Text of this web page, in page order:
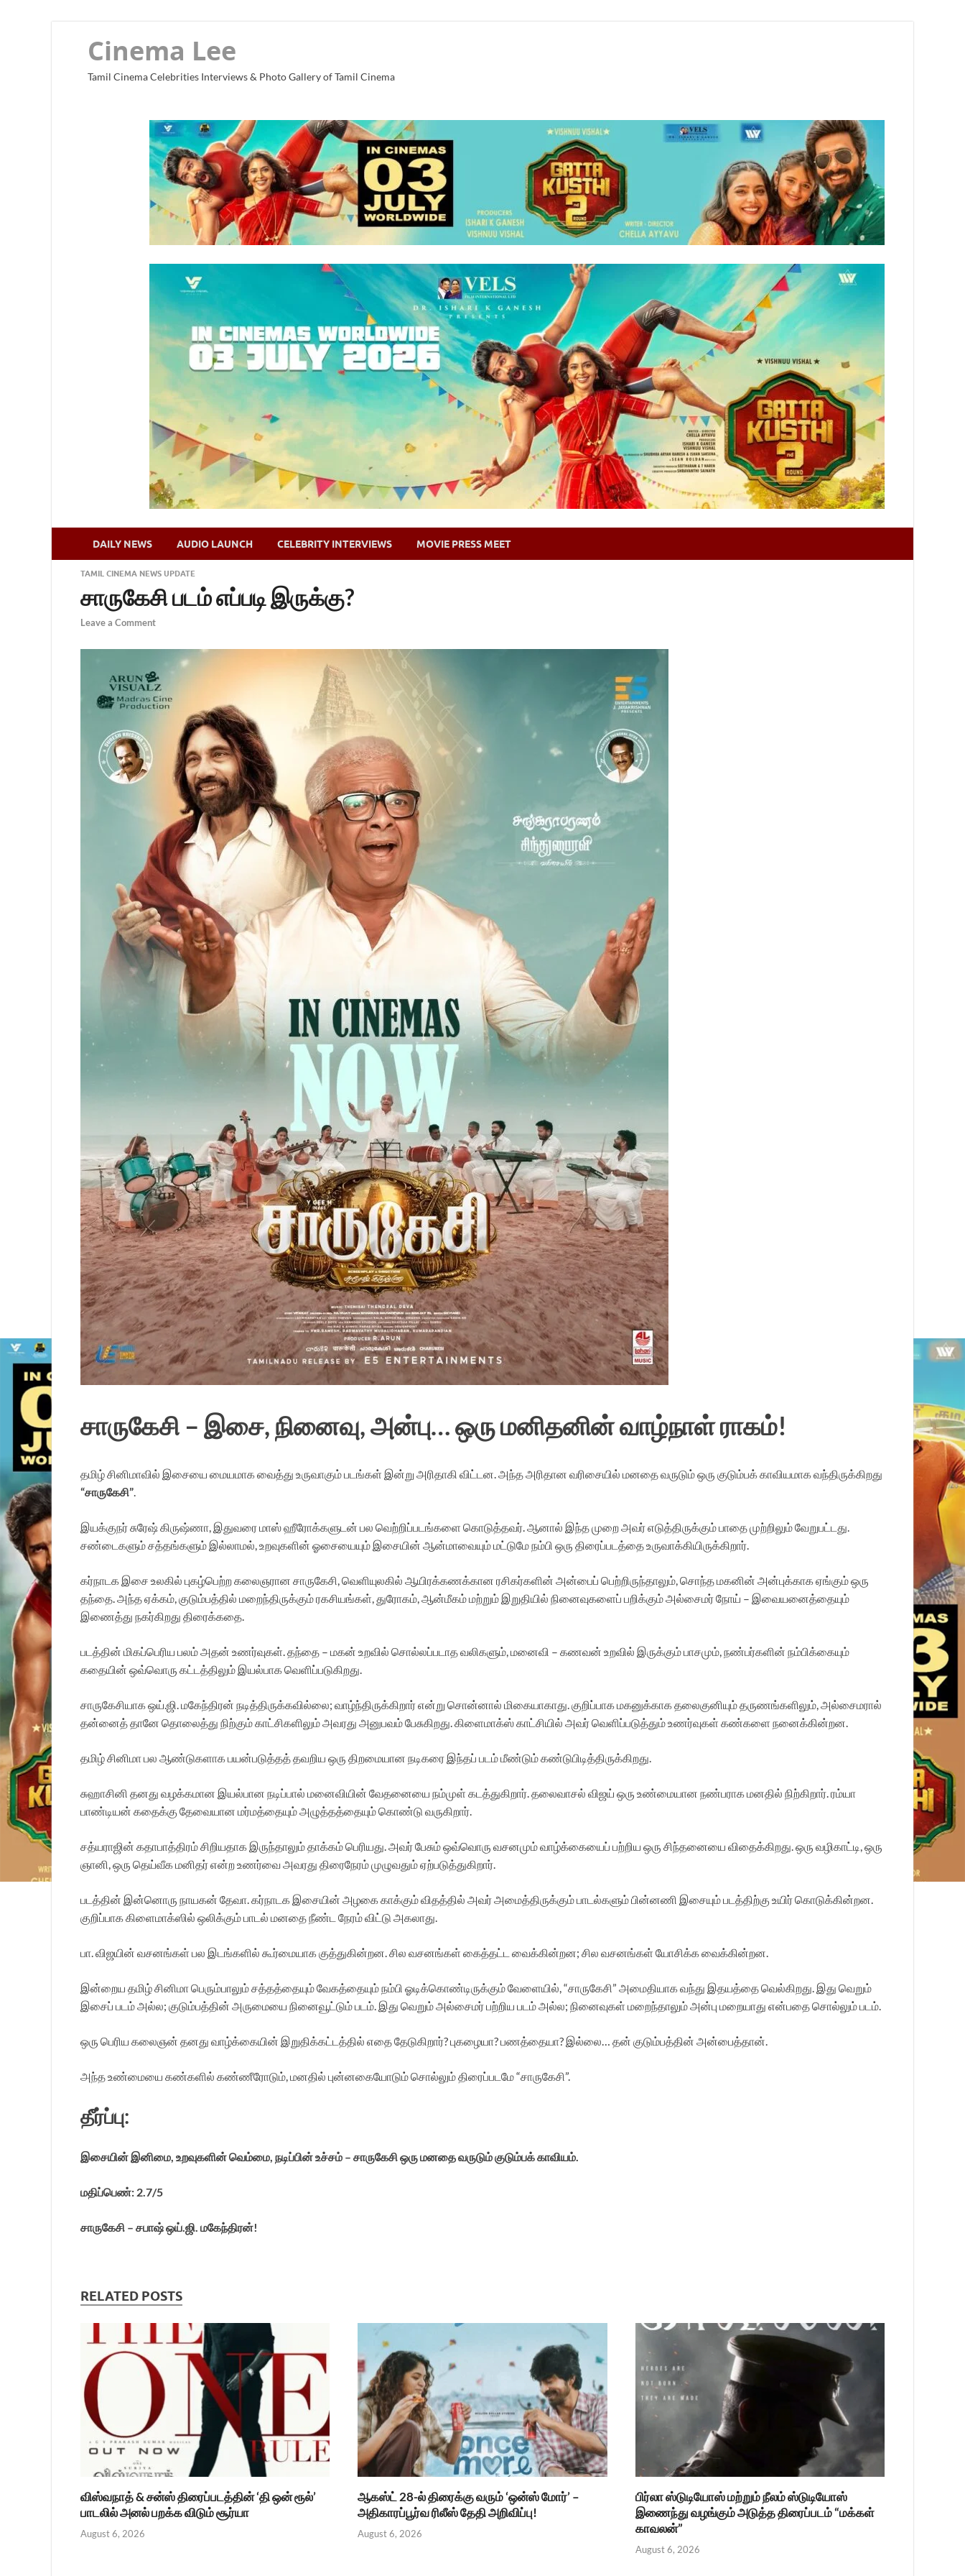
Cinema Lee
Tamil Cinema Celebrities Interviews & Photo Gallery of Tamil Cinema
DAILY NEWS AUDIO LAUNCH CELEBRITY INTERVIEWS MOVIE PRESS MEET
TAMIL CINEMA NEWS UPDATE
சாருகேசி படம் எப்படி இருக்கு?
Leave a Comment
சாருகேசி – இசை, நினைவு, அன்பு… ஒரு மனிதனின் வாழ்நாள் ராகம்!
தமிழ் சினிமாவில் இசையை மையமாக வைத்து உருவாகும் படங்கள் இன்று அரிதாகி விட்டன. அந்த அரிதான வரிசையில் மனதை வருடும் ஒரு குடும்பக் காவியமாக வந்திருக்கிறது
“சாருகேசி”.
இயக்குநர் சுரேஷ் கிருஷ்ணா, இதுவரை மாஸ் ஹீரோக்களுடன் பல வெற்றிப்படங்களை கொடுத்தவர். ஆனால் இந்த முறை அவர் எடுத்திருக்கும் பாதை முற்றிலும் வேறுபட்டது.
சண்டைகளும் சத்தங்களும் இல்லாமல், உறவுகளின் ஓசையையும் இசையின் ஆன்மாவையும் மட்டுமே நம்பி ஒரு திரைப்படத்தை உருவாக்கியிருக்கிறார்.
கர்நாடக இசை உலகில் புகழ்பெற்ற கலைஞரான சாருகேசி, வெளியுலகில் ஆயிரக்கணக்கான ரசிகர்களின் அன்பைப் பெற்றிருந்தாலும், சொந்த மகனின் அன்புக்காக ஏங்கும் ஒரு
தந்தை. அந்த ஏக்கம், குடும்பத்தில் மறைந்திருக்கும் ரகசியங்கள், துரோகம், ஆன்மீகம் மற்றும் இறுதியில் நினைவுகளைப் பறிக்கும் அல்சைமர் நோய் – இவையனைத்தையும்
இணைத்து நகர்கிறது திரைக்கதை.
படத்தின் மிகப்பெரிய பலம் அதன் உணர்வுகள். தந்தை – மகன் உறவில் சொல்லப்படாத வலிகளும், மனைவி – கணவன் உறவில் இருக்கும் பாசமும், நண்பர்களின் நம்பிக்கையும்
கதையின் ஒவ்வொரு கட்டத்திலும் இயல்பாக வெளிப்படுகிறது.
சாருகேசியாக ஒய்.ஜி. மகேந்திரன் நடித்திருக்கவில்லை; வாழ்ந்திருக்கிறார் என்று சொன்னால் மிகையாகாது. குறிப்பாக மகனுக்காக தலைகுனியும் தருணங்களிலும், அல்சைமரால்
தன்னைத் தானே தொலைத்து நிற்கும் காட்சிகளிலும் அவரது அனுபவம் பேசுகிறது. கிளைமாக்ஸ் காட்சியில் அவர் வெளிப்படுத்தும் உணர்வுகள் கண்களை நனைக்கின்றன.
தமிழ் சினிமா பல ஆண்டுகளாக பயன்படுத்தத் தவறிய ஒரு திறமையான நடிகரை இந்தப் படம் மீண்டும் கண்டுபிடித்திருக்கிறது.
சுஹாசினி தனது வழக்கமான இயல்பான நடிப்பால் மனைவியின் வேதனையை நம்முள் கடத்துகிறார். தலைவாசல் விஜய் ஒரு உண்மையான நண்பராக மனதில் நிற்கிறார். ரம்யா
பாண்டியன் கதைக்கு தேவையான மர்மத்தையும் அழுத்தத்தையும் கொண்டு வருகிறார்.
சத்யராஜின் கதாபாத்திரம் சிறியதாக இருந்தாலும் தாக்கம் பெரியது. அவர் பேசும் ஒவ்வொரு வசனமும் வாழ்க்கையைப் பற்றிய ஒரு சிந்தனையை விதைக்கிறது. ஒரு வழிகாட்டி, ஒரு
ஞானி, ஒரு தெய்வீக மனிதர் என்ற உணர்வை அவரது திரைநேரம் முழுவதும் ஏற்படுத்துகிறார்.
படத்தின் இன்னொரு நாயகன் தேவா. கர்நாடக இசையின் அழகை காக்கும் விதத்தில் அவர் அமைத்திருக்கும் பாடல்களும் பின்னணி இசையும் படத்திற்கு உயிர் கொடுக்கின்றன.
குறிப்பாக கிளைமாக்ஸில் ஒலிக்கும் பாடல் மனதை நீண்ட நேரம் விட்டு அகலாது.
பா. விஜயின் வசனங்கள் பல இடங்களில் கூர்மையாக குத்துகின்றன. சில வசனங்கள் கைத்தட்ட வைக்கின்றன; சில வசனங்கள் யோசிக்க வைக்கின்றன.
இன்றைய தமிழ் சினிமா பெரும்பாலும் சத்தத்தையும் வேகத்தையும் நம்பி ஓடிக்கொண்டிருக்கும் வேளையில், “சாருகேசி” அமைதியாக வந்து இதயத்தை வெல்கிறது. இது வெறும்
இசைப் படம் அல்ல; குடும்பத்தின் அருமையை நினைவூட்டும் படம். இது வெறும் அல்சைமர் பற்றிய படம் அல்ல; நினைவுகள் மறைந்தாலும் அன்பு மறையாது என்பதை சொல்லும் படம்.
ஒரு பெரிய கலைஞன் தனது வாழ்க்கையின் இறுதிக்கட்டத்தில் எதை தேடுகிறார்? புகழையா? பணத்தையா? இல்லை… தன் குடும்பத்தின் அன்பைத்தான்.
அந்த உண்மையை கண்களில் கண்ணீரோடும், மனதில் புன்னகையோடும் சொல்லும் திரைப்படமே “சாருகேசி”.
தீர்ப்பு:
இசையின் இனிமை, உறவுகளின் வெம்மை, நடிப்பின் உச்சம் – சாருகேசி ஒரு மனதை வருடும் குடும்பக் காவியம்.
மதிப்பெண்: 2.7/5
சாருகேசி – சபாஷ் ஒய்.ஜி. மகேந்திரன்!
RELATED POSTS
விஸ்வநாத் & சன்ஸ் திரைப்படத்தின் ‘தி ஒன் ரூல்’
பாடலில் அனல் பறக்க விடும் சூர்யா
August 6, 2026
ஆகஸ்ட் 28-ல் திரைக்கு வரும் ‘ஒன்ஸ் மோர்’ –
அதிகாரப்பூர்வ ரிலீஸ் தேதி அறிவிப்பு!
August 6, 2026
பிர்லா ஸ்டுடியோஸ் மற்றும் நீலம் ஸ்டுடியோஸ்
இணைந்து வழங்கும் அடுத்த திரைப்படம் “மக்கள்
காவலன்”
August 6, 2026